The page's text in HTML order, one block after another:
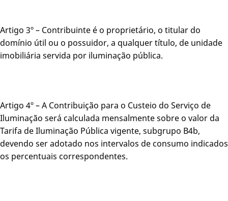
Artigo 3º – Contribuinte é o proprietário, o titular do
domínio útil ou o possuidor, a qualquer título, de unidade
imobiliária servida por iluminação pública.
Artigo 4º – A Contribuição para o Custeio do Serviço de
Iluminação será calculada mensalmente sobre o valor da
Tarifa de Iluminação Pública vigente, subgrupo B4b,
devendo ser adotado nos intervalos de consumo indicados
os percentuais correspondentes.